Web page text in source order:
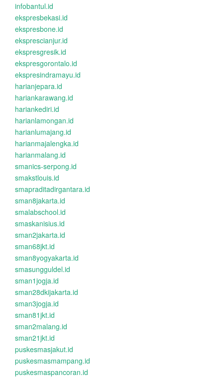
infobantul.id
ekspresbekasi.id
ekspresbone.id
eksprescianjur.id
ekspresgresik.id
ekspresgorontalo.id
ekspresindramayu.id
harianjepara.id
hariankarawang.id
hariankediri.id
harianlamongan.id
harianlumajang.id
harianmajalengka.id
harianmalang.id
smanics-serpong.id
smakstlouis.id
smapraditadirgantara.id
sman8jakarta.id
smalabschool.id
smaskanisius.id
sman2jakarta.id
sman68jkt.id
sman8yogyakarta.id
smasungguldel.id
sman1jogja.id
sman28dkijakarta.id
sman3jogja.id
sman81jkt.id
sman2malang.id
sman21jkt.id
puskesmasjakut.id
puskesmasmampang.id
puskesmaspancoran.id